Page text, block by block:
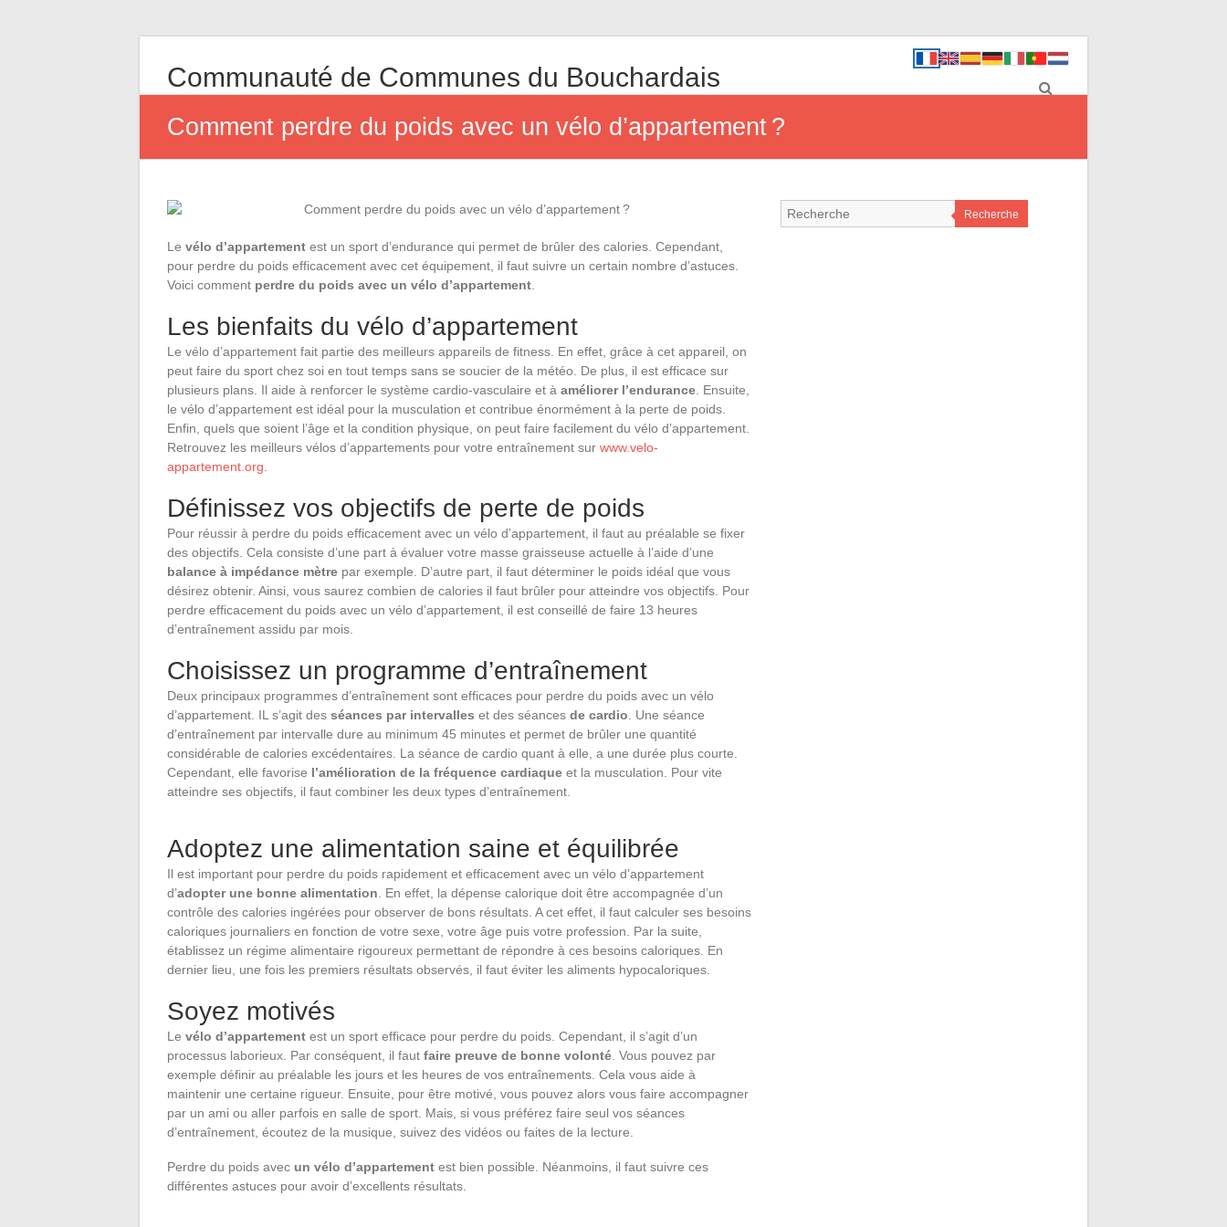
Communauté de Communes du Bouchardais
Comment perdre du poids avec un vélo d’appartement ?
Le vélo d’appartement est un sport d’endurance qui permet de brûler des calories. Cependant,
pour perdre du poids efficacement avec cet équipement, il faut suivre un certain nombre d’astuces.
Voici comment perdre du poids avec un vélo d’appartement
Les bienfaits du vélo d’appartement
Le vélo d’appartement fait partie des meilleurs appareils de fitness. En effet, grâce à cet appareil, on
peut faire du sport chez soi en tout temps sans se soucier de la météo. De plus, il est efficace sur
plusieurs plans. Il aide à renforcer le système cardio-vasculaire et à améliorer l’endurance . Ensuite,
le vélo d’appartement est idéal pour la musculation et contribue énormément à la perte de poids.
Enfin, quels que soient l’âge et la condition physique, on peut faire facilement du vélo d’appartement.
Retrouvez les meilleurs vélos d’appartements pour votre entraînement sur www.velo-
appartement.org
Définissez vos objectifs de perte de poids
Pour réussir à perdre du poids efficacement avec un vélo d’appartement, il faut au préalable se fixer
des objectifs. Cela consiste d’une part à évaluer votre masse graisseuse actuelle à l’aide d’une
balance à impédance mètre par exemple. D’autre part, il faut déterminer le poids idéal que vous
désirez obtenir. Ainsi, vous saurez combien de calories il faut brûler pour atteindre vos objectifs. Pour
perdre efficacement du poids avec un vélo d’appartement, il est conseillé de faire 13 heures
d’entraînement assidu par mois.
Choisissez un programme d’entraînement
Deux principaux programmes d’entraînement sont efficaces pour perdre du poids avec un vélo
d’appartement. IL s’agit des séances par intervalles et des séances de cardio . Une séance
d’entraînement par intervalle dure au minimum 45 minutes et permet de brûler une quantité
considérable de calories excédentaires. La séance de cardio quant à elle, a une durée plus courte.
Cependant, elle favorise l’amélioration de la fréquence cardiaque et la musculation. Pour vite
atteindre ses objectifs, il faut combiner les deux types d’entraînement.
Adoptez une alimentation saine et équilibrée
Il est important pour perdre du poids rapidement et efficacement avec un vélo d’appartement
d’adopter une bonne alimentation . En effet, la dépense calorique doit être accompagnée d’un
contrôle des calories ingérées pour observer de bons résultats. A cet effet, il faut calculer ses besoins
caloriques journaliers en fonction de votre sexe, votre âge puis votre profession. Par la suite,
établissez un régime alimentaire rigoureux permettant de répondre à ces besoins caloriques. En
dernier lieu, une fois les premiers résultats observés, il faut éviter les aliments hypocaloriques.
Soyez motivés
Le vélo d’appartement est un sport efficace pour perdre du poids. Cependant, il s’agit d’un
processus laborieux. Par conséquent, il faut faire preuve de bonne volonté . Vous pouvez par
exemple définir au préalable les jours et les heures de vos entraînements. Cela vous aide à
maintenir une certaine rigueur. Ensuite, pour être motivé, vous pouvez alors vous faire accompagner
par un ami ou aller parfois en salle de sport. Mais, si vous préférez faire seul vos séances
d’entraînement, écoutez de la musique, suivez des vidéos ou faites de la lecture.
Perdre du poids avec un vélo d’appartement est bien possible. Néanmoins, il faut suivre ces
différentes astuces pour avoir d’excellents résultats.
Recherche